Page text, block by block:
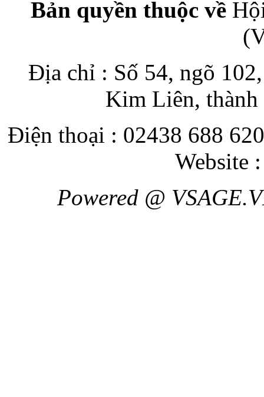
Bản quyền thuộc về
Địa chỉ : Số 54, ngõ
Kim Liên,
Điện thoại : 02438 688
Website
Powered @